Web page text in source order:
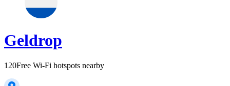
Geldrop
120Free Wi-Fi hotspots nearby